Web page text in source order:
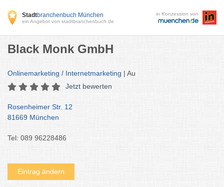
Stadtbranchenbuch München
ein Angebot von stadtbranchenbuch.de
in Konzession von
Black Monk GmbH
Onlinemarketing / Internetmarketing | Au
Jetzt bewerten
Rosenheimer Str. 12
81669 München
Tel: 089 96228486
Eintrag ändern